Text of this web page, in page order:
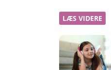
LÆS VIDERE